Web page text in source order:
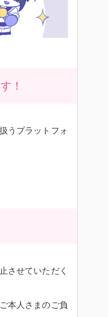
！
うプラットフォ
させていただく
本人さまのご負